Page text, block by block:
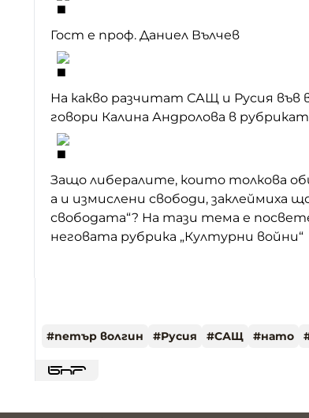
Гост е проф. Даниел Вълчев
На какво разчитат САЩ и Русия във
говори Калина Андролова в
Защо либералите, които толкова
а и измислени свободи, заклеймиха
свободата“? На тази тема е
неговата рубрика „Културни войни“
#петър волгин #Русия #САЩ #нато